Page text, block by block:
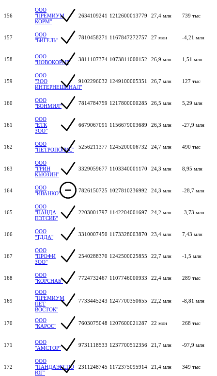
156
ООО
"ПРЕМИУМ
КОРМ"
2634109241 1212600013779 27,4 млн 739 тыс
157
ООО
"БИГЕЛЬ"
7810458271 1167847272757 27 млн -4,21 млн
158
ООО
"НОВОКОРМ"
3811107374 1073811000152 26,9 млн 1,51 млн
159
ООО
"ЗОО
ИНТЕРНЕШИНАЛ"
9102296032 1249100005351 26,7 млн 127 тыс
160
ООО
"БОНМИЛ"
7814784759 1217800000285 26,5 млн 5,29 млн
161
ООО
"ЕТК
ЗОО"
6679067091 1156679003689 26,3 млн -27,9 млн
162
ООО
"ПЕТРОПОЛИС"
5256211377 1245200006732 24,7 млн 490 тыс
163
ООО
"ГРИН
КЬЮЗИН"
3329059677 1103340001170 24,3 млн 8,95 млн
164
ООО
"ИВАНКО"
7826150725 1027810236992 24,3 млн -28,7 млн
165
ООО
"ПАНДА
ПЭТСИБ"
2203001797 1142204001697 24,2 млн -3,73 млн
166
ООО
"ТДДА"
3310007450 1173328003870 23,4 млн 7,43 млн
167
ООО
"ПРОФИ
ЗОО"
2540288370 1242500025855 22,7 млн -1,5 млн
168
ООО
"КОРСНАБ"
7724732467 1107746000933 22,4 млн 289 тыс
169
ООО
"ПРЕМИУМ
ПЕТ
ВОСТОК"
7733445243 1247700350655 22,2 млн -8,81 млн
170
ООО
"КАРОС"
7603075048 1207600021287 22 млн 268 тыс
171
ООО
"АМСТОР"
9731118533 1237700512356 21,7 млн -97,9 млн
172
ООО
"ПАНДАЭКСПО
ЮГ"
2311248745 1172375095914 21,4 млн 349 тыс